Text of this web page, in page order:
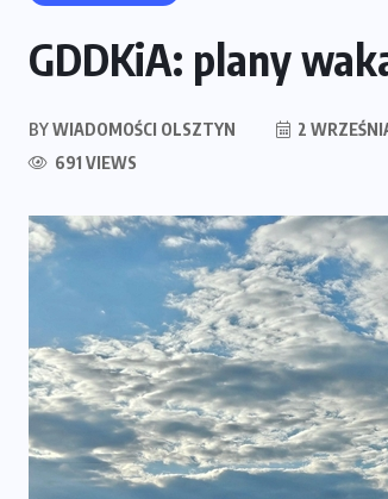
GDDKiA: plany
BYWIADOMOŚCI OLSZTYN 2
691 VIEWS